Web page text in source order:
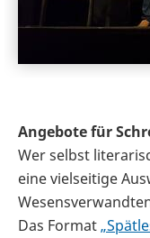
Angebote für
Wer selbst
eine vielseitige
Das Format